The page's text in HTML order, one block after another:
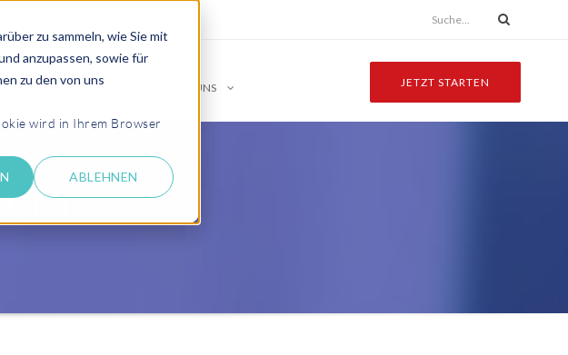
zu sammeln, wie Sie mit
anzupassen, sowie für
zu den von uns
wird in Ihrem Browser
ABLEHNEN
MEDIATHEK ÜBER UNS JETZT STARTEN